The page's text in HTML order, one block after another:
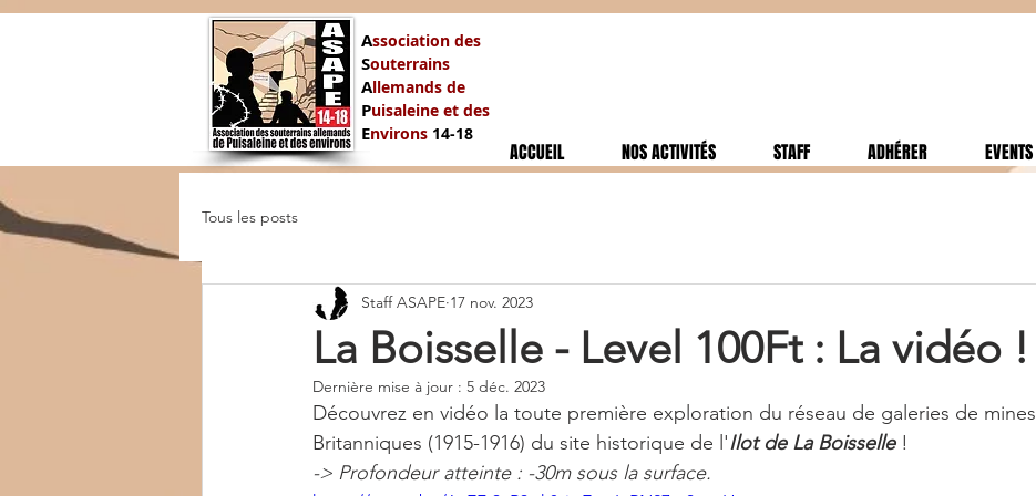
Association des
Souterrains
Allemands de
Puisaleine et des
Environs 14-18
ACCUEIL NOS ACTIVITÉS STAFF ADHÉRER EVENTS
Tous les posts
La Boisselle - Level 100Ft : La vidéo !
Staff ASAPE 17 nov. 2023
Dernière mise à jour : 5 déc. 2023
Découvrez en vidéo la toute première exploration du réseau de galeries de mines
Britanniques (1915-1916) du site historique de l'Ilot de La Boisselle !
-> Profondeur atteinte : -30m sous la surface.